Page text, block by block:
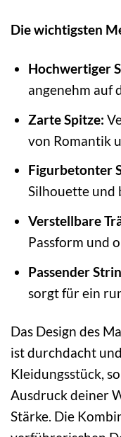
Die wichtigsten
Hochwertiger
angenehm auf
Zarte Spitze:
von Romantik
Figurbetonter
Silhouette und
Verstellbare
Passform und
Passender
sorgt für ein
Das Design des
ist durchdacht
Kleidungsstück,
Ausdruck deiner
Stärke. Die